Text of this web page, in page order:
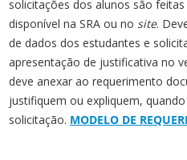
solicitações dos alunos são
disponível na SRA ou no site.
de dados dos estudantes e
apresentação de justificativa no
deve anexar ao requerimento
justifiquem ou expliquem,
solicitação. MODELO DE